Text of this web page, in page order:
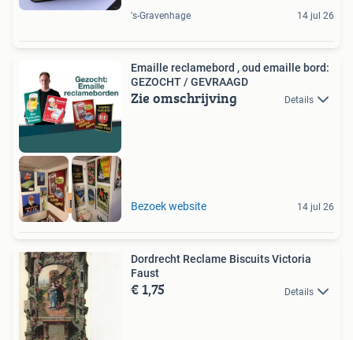
's-Gravenhage 14 jul 26
RECLAMEBORDEN
Emaille reclamebord , oud emaille bord:
GEZOCHT / GEVRAAGD
Zie omschrijving Details
Bezoek website 14 jul 26
Dordrecht Reclame Biscuits Victoria
Faust
€ 1,75 Details